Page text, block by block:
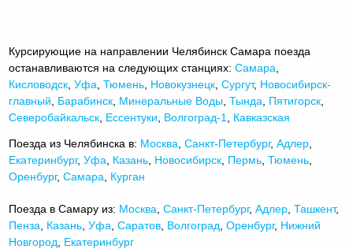
Курсирующие на направлении Челябинск Самара поезда
останавливаются на следующих станциях:Самара
Кисловодск ,Уфа ,Тюмень Новокузнецк ,Сургут, Новосибирск-
главный
Барабинск Минеральные Воды ,Тында Пятигорск
Северобайкальск Ессентуки Волгоград-1 Кавказская
Поезда из Челябинска в: Москва ,Санкт-Петербург,Адлер
Екатеринбург,Уфа Казань Новосибирск Пермь ,Тюмень
Оренбург,Самара Курган
Поезда в Самару из: Москва ,Санкт-Петербург,Адлер ,Ташкент,
Пенза
Казань ,Уфа ,Саратов Волгоград ,Оренбург, Нижний
Новгород
Екатеринбург